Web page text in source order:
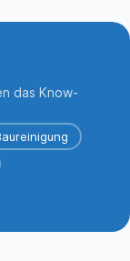
das Know-